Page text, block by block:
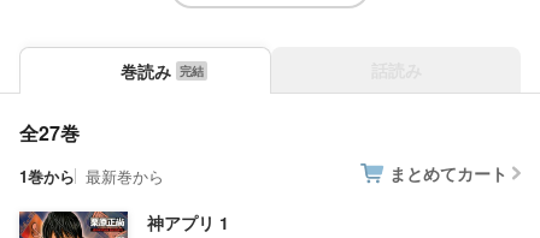
巻読み
全27巻
1巻から 最新巻から まとめてカート
神アプリ 1